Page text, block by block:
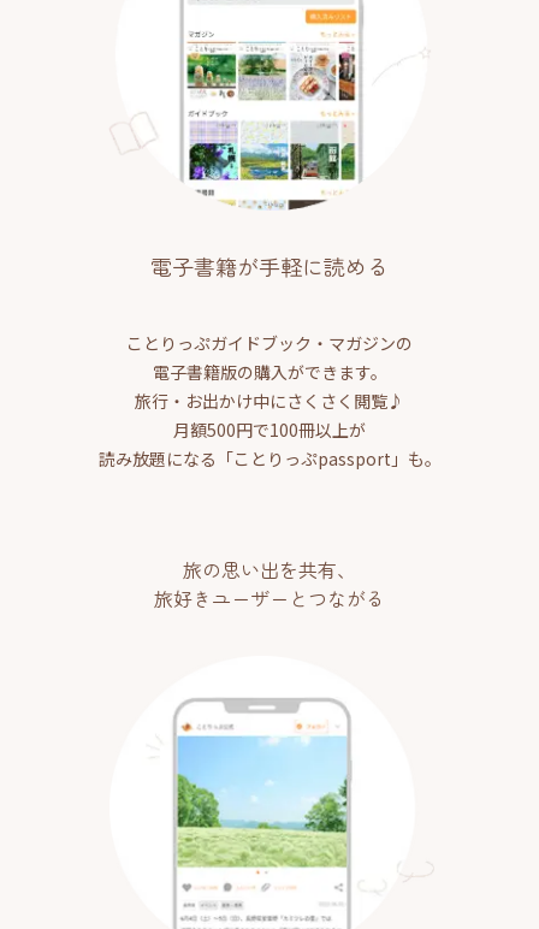
電子書籍が手軽に読める
ことりっぷガイドブック・マガジンの
電子書籍版の購入ができます。
旅行・お出かけ中にさくさく閲覧♪
月額500円で100冊以上が
読み放題になる「ことりっぷpassport」も。
旅の思い出を共有、
旅好きユーザーとつながる